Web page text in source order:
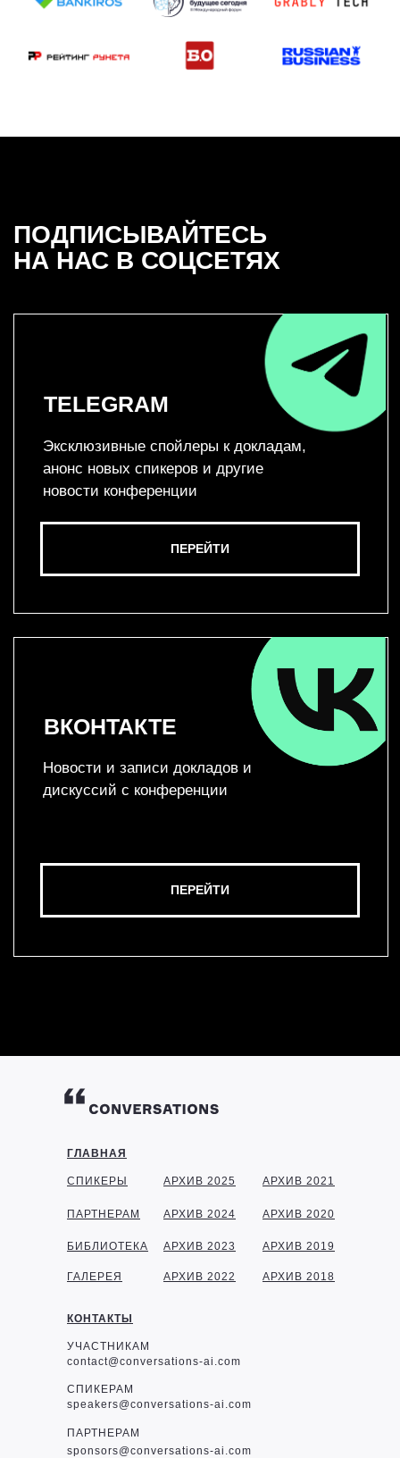
ГЛАВНАЯ
КОНТАКТЫ
СПИКЕРЫ
ПАРТНЕРАМ
БИБЛИОТЕКА
УЧАСТНИКАМ
contact@conversations-ai.com
СПИКЕРАМ
speakers@conversations-ai.com
ПАРТНЕРАМ
sponsors@conversations-ai.com
ГАЛЕРЕЯ
АРХИВ 2025
АРХИВ 2024
АРХИВ 2023
АРХИВ 2022
АРХИВ 2021
АРХИВ 2020
АРХИВ 2019
АРХИВ 2018